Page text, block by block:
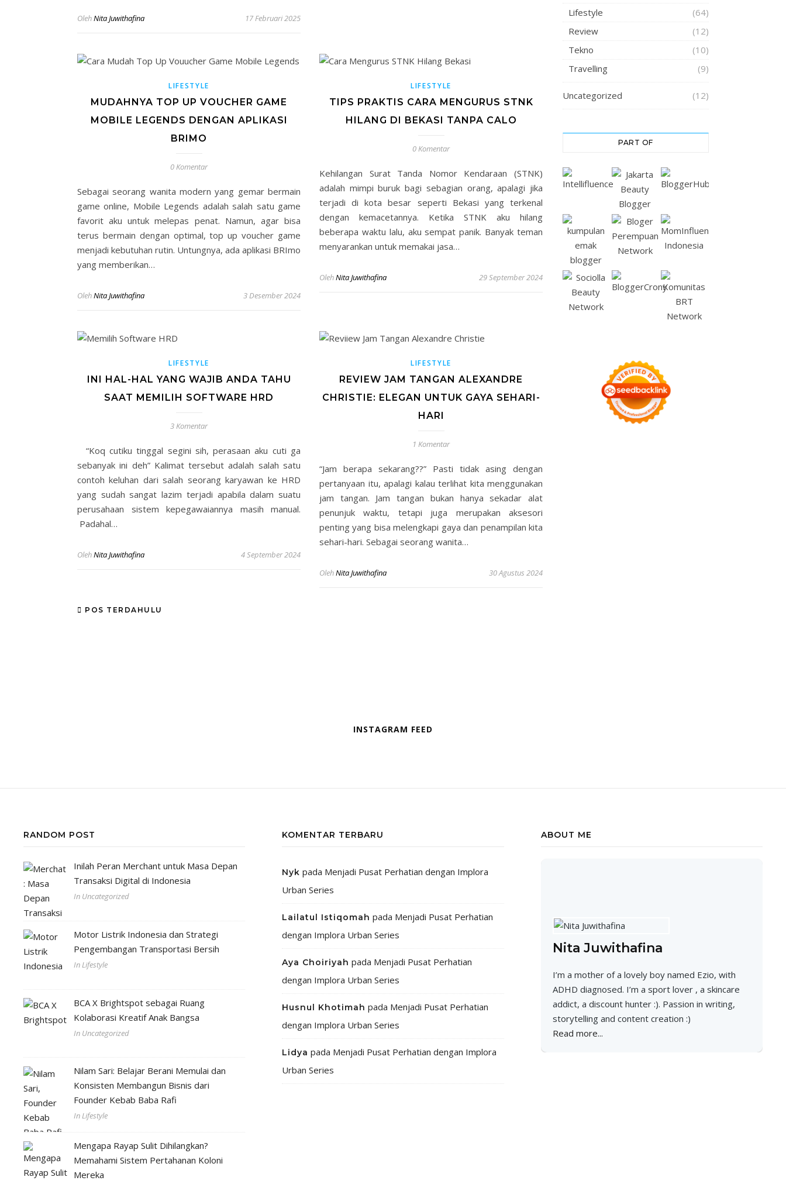
OlehNita Juwithafina 17 Februari 2025
LIFESTYLE
MUDAHNYA TOP UP VOUCHER GAME
MOBILE LEGENDS DENGAN APLIKASI
BRIMO
0 Komentar
Sebagai seorang wanita modern yang gemar bermain
game online, Mobile Legends adalah salah satu game
favorit aku untuk melepas penat. Namun, agar bisa
terus bermain dengan optimal, top up voucher game
menjadi kebutuhan rutin. Untungnya, ada aplikasi BRImo
yang memberikan…
OlehNita Juwithafina 3 Desember 2024
LIFESTYLE
TIPS PRAKTIS CARA MENGURUS STNK
HILANG DI BEKASI TANPA CALO
0 Komentar
Kehilangan Surat Tanda Nomor Kendaraan (STNK)
adalah mimpi buruk bagi sebagian orang, apalagi jika
terjadi di kota besar seperti Bekasi yang terkenal
dengan kemacetannya. Ketika STNK aku hilang
beberapa waktu lalu, aku sempat panik. Banyak teman
menyarankan untuk memakai jasa…
OlehNita Juwithafina 29 September 2024
LIFESTYLE
INI HAL-HAL YANG WAJIB ANDA TAHU
SAAT MEMILIH SOFTWARE HRD
3 Komentar
“Koq cutiku tinggal segini sih, perasaan aku cuti ga
sebanyak ini deh” Kalimat tersebut adalah salah satu
contoh keluhan dari salah seorang karyawan ke HRD
yang sudah sangat lazim terjadi apabila dalam suatu
perusahaan sistem kepegawaiannya masih manual.
Padahal…
OlehNita Juwithafina 4 September 2024
LIFESTYLE
REVIEW JAM TANGAN ALEXANDRE
CHRISTIE: ELEGAN UNTUK GAYA SEHARI-
HARI
1 Komentar
“Jam berapa sekarang??” Pasti tidak asing dengan
pertanyaan itu, apalagi kalau terlihat kita menggunakan
jam tangan. Jam tangan bukan hanya sekadar alat
penunjuk waktu, tetapi juga merupakan aksesori
penting yang bisa melengkapi gaya dan penampilan kita
sehari-hari. Sebagai seorang wanita…
OlehNita Juwithafina 30 Agustus 2024
POS TERDAHULU
Lifestyle
(64)
Review
(12)
Tekno
(10)
Travelling
(9)
Uncategorized (12)
PART OF
INSTAGRAM FEED
RANDOM POST
Inilah Peran Merchant untuk Masa Depan
Transaksi Digital di Indonesia
In Uncategorized
Motor Listrik Indonesia dan Strategi
Pengembangan Transportasi Bersih
In Lifestyle
BCA X Brightspot sebagai Ruang
Kolaborasi Kreatif Anak Bangsa
In Uncategorized
Nilam Sari: Belajar Berani Memulai dan
Konsisten Membangun Bisnis dari
Founder Kebab Baba Rafi
In Lifestyle
Mengapa Rayap Sulit Dihilangkan?
Memahami Sistem Pertahanan Koloni
Mereka
KOMENTAR TERBARU
Nyk pada Menjadi Pusat Perhatian dengan Implora
Urban Series
Lailatul Istiqomah pada Menjadi Pusat Perhatian
dengan Implora Urban Series
Aya Choiriyah pada Menjadi Pusat Perhatian
dengan Implora Urban Series
Husnul Khotimah pada Menjadi Pusat Perhatian
dengan Implora Urban Series
Lidya pada Menjadi Pusat Perhatian dengan Implora
Urban Series
ABOUT ME
Nita Juwithafina
I’m a mother of a lovely boy named Ezio, with
ADHD diagnosed. I’m a sport lover , a skincare
addict, a discount hunter :). Passion in writing,
storytelling and content creation :)
Read more...